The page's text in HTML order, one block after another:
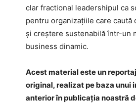
clar fractional leadershipul ca
pentru organizațiile care caută
și creștere sustenabilă într-un
business dinamic.
Acest material este un
original, realizat pe baza unui
anterior în publicația noastră